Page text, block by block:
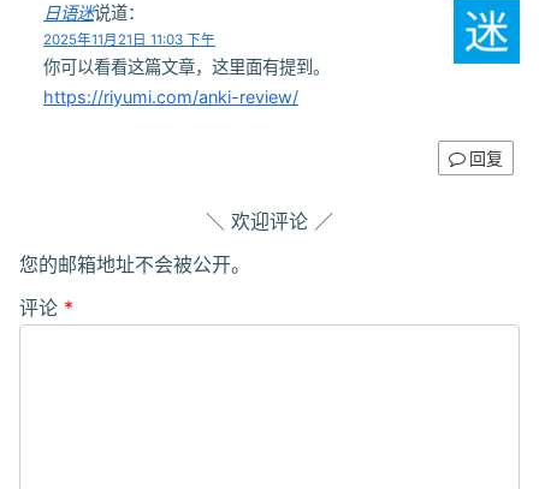
日语迷说道：
2025年11月21日 11:03 下午
你可以看看这篇文章，这里面有提到。
https://riyumi.com/anki-review/
回复
欢迎评论
您的邮箱地址不会被公开。
评论 *